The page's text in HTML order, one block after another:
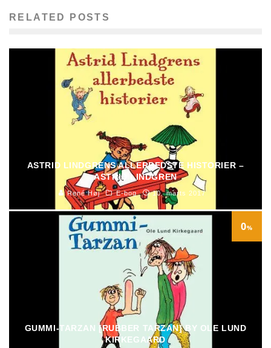
RELATED POSTS
ASTRID LINDGRENS ALLERBEDSTE HISTORIER –
ASTRID LINDGREN
René Høj E-bog 10. marts 2017
0%
GUMMI-TARZAN [RUBBER TARZAN] BY OLE LUND
KIRKEGAARD